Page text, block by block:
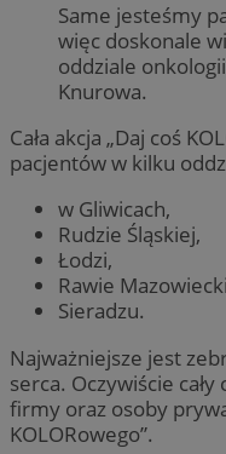
Same jesteśmy
więc doskonale
oddziale
Knurowa.
Cała akcja „Daj coś
pacjentów w kilku
w Gliwicach,
Rudzie Śląskiej,
Łodzi,
Rawie
Sieradzu.
Najważniejsze jest
serca. Oczywiście
firmy oraz osoby
KOLORowego”.